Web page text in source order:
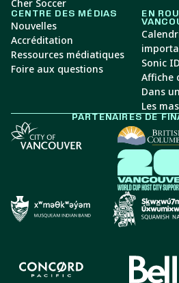
Cher Soccer
CENTRE DES MÉDIAS
Nouvelles
Accréditation
Ressources médiatiques
Foire aux questions
EN
Sonic ID
Affiche
Dans
Les
PARTENAIRES DE